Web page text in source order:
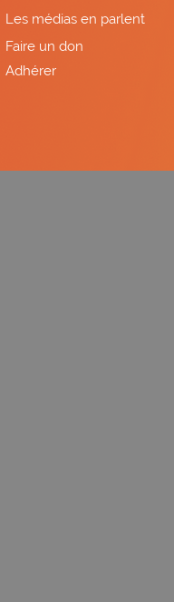
Les médias en parlent
Adhérer
Faire un don